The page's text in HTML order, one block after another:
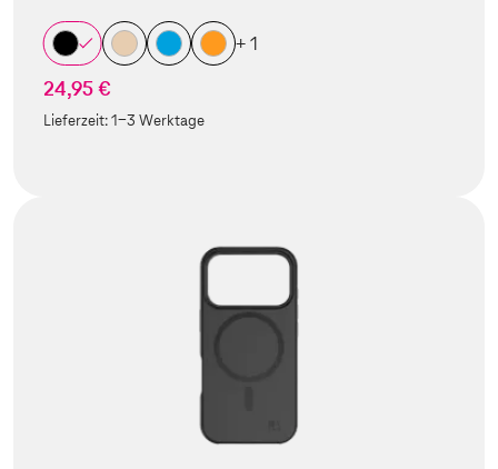
+ 1
24,95 €
Lieferzeit:1-3 Werktage